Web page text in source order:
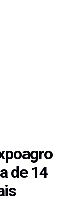
de 14